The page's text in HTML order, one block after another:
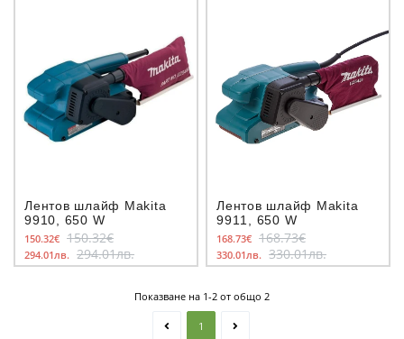
Лентов шлайф Makita
9910, 650 W
150.32€ 150.32€
294.01лв. 294.01лв.
Лентов шлайф Makita
9911, 650 W
168.73€ 168.73€
330.01лв. 330.01лв.
Показване на 1-2 от общо 2
1